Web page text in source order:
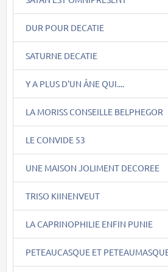
DUR POUR DECATIE
SATURNE DECATIE
Y A PLUS D'UN ÂNE QUI....
LA MORISS CONSEILLE BELPHEGOR
LE CONVIDE 53
UNE MAISON JOLIMENT DECOREE
TRISO KIINENVEUT
LA CAPRINOPHILIE ENFIN PUNIE
PETEAUCASQUE ET